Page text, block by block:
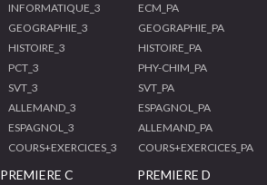
INFORMATIQUE_3
GEOGRAPHIE_3
HISTOIRE_3
PCT_3
SVT_3
ALLEMAND_3
ESPAGNOL_3
COURS+EXERCICES_3
ECM_PA
GEOGRAPHIE_PA
HISTOIRE_PA
PHY-CHIM_PA
SVT_PA
ESPAGNOL_PA
ALLEMAND_PA
COURS+EXERCICES_PA
PREMIERE C PREMIERE D